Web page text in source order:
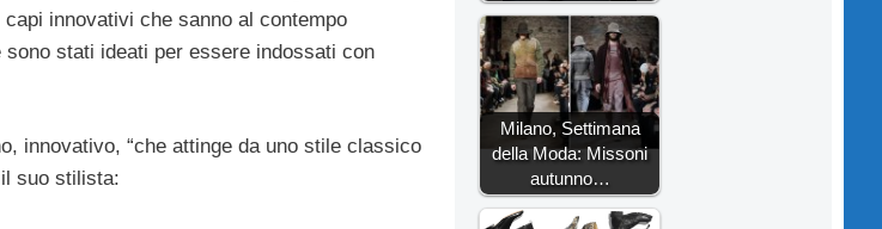
innovativi che sanno al contempo
stati ideati per essere indossati con
innovativo, “che attinge da uno stile classico
suo stilista:
Milano, Settimana
della Moda: Missoni
autunno…